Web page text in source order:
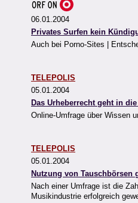
06.01.2004
Privates Surfen kein
Auch bei Porno-Sites |
TELEPOLIS
05.01.2004
Das Urheberrecht geht in
Online-Umfrage über Wissen
TELEPOLIS
05.01.2004
Nutzung von Tauschbörsen
Nach einer Umfrage ist die
Musikindustrie erfolgreich